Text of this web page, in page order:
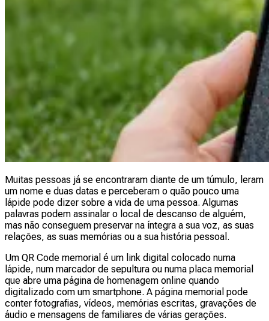
Muitas pessoas já se encontraram diante de um túmulo, leram
um nome e duas datas e perceberam o quão pouco uma
lápide pode dizer sobre a vida de uma pessoa. Algumas
palavras podem assinalar o local de descanso de alguém,
mas não conseguem preservar na íntegra a sua voz, as suas
relações, as suas memórias ou a sua história pessoal.
Um QR Code memorial é um link digital colocado numa
lápide, num marcador de sepultura ou numa placa memorial
que abre uma página de homenagem online quando
digitalizado com um smartphone. A página memorial pode
conter fotografias, vídeos, memórias escritas, gravações de
áudio e mensagens de familiares de várias gerações.